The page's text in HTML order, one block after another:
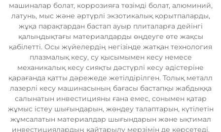
машиналар болат, коррозияға төзімді болат, алюминий,
латунь, мыс және әртүрлі экзотикалық қорытпаларды,
жұқа парақтардан бастап ауыр плиталарға дейінгі
қалыңдықтағы материалдарды өңдеуге өте жақсы
қабілетті. Осы жүйелердің негізінде жатқан технология
плазмалық кесу, су қысымымен кесу немесе
механикалық кесу сияқты дәстүрлі кесу әдістеріне
қарағанда қатты дәрежеде жетілдірілген. Толық металл
лазерлі кесу машинасының бағасы бастапқы жабдыққа
салынатын инвестицияны ғана емес, сонымен қатар
жұмыс істеу шығындарын, жөндеу талаптарын, күтілетін
жұмсалатын материалдар шығындарын және ықтимал
инвестициялардың қайтарылу мерзімін де көрсетеді.